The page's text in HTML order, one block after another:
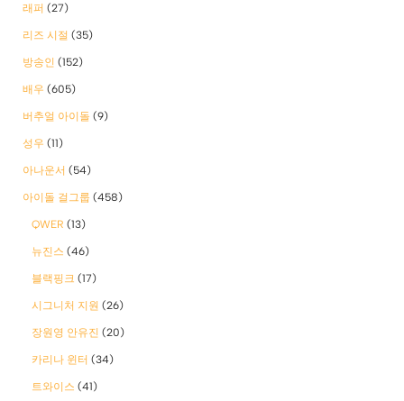
래퍼 (27)
리즈 시절 (35)
방송인 (152)
배우 (605)
버추얼 아이돌 (9)
성우 (11)
아나운서 (54)
아이돌 걸그룹 (458)
QWER (13)
뉴진스 (46)
블랙핑크 (17)
시그니처 지원 (26)
장원영 안유진 (20)
카리나 윈터 (34)
트와이스 (41)